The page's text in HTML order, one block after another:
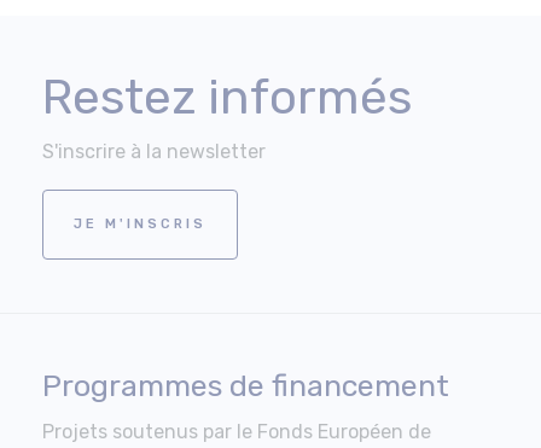
Restez informés
S'inscrire à la newsletter
JE M'INSCRIS
Programmes de financement
Projets soutenus par le Fonds Européen de